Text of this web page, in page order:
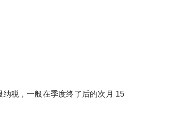
税，一般在季度终了后的次月 15